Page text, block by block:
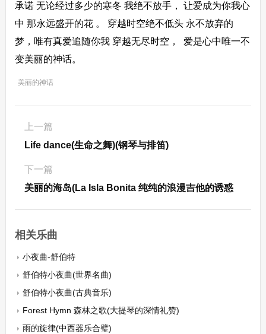
承诺 无论经过多少的寒冬 我绝不放手， 让爱成为你我心
中 那永远盛开的花 。 穿越时空绝不低头 永不放弃的
梦，唯有真爱追随你我 穿越无尽时空， 爱是心中唯一不
变美丽的神话。
美丽的神话
上一篇
Life dance(生命之舞)(钢琴与排笛)
下一篇
美丽的海岛(La Isla Bonita 纯纯的浪漫吉他的诱惑
相关乐曲
小夜曲-舒伯特
舒伯特小夜曲(世界名曲)
舒伯特小夜曲(古典音乐)
Forest Hymn 森林之歌(大提琴的深情礼赞)
雨的旋律(中西器乐合璧)